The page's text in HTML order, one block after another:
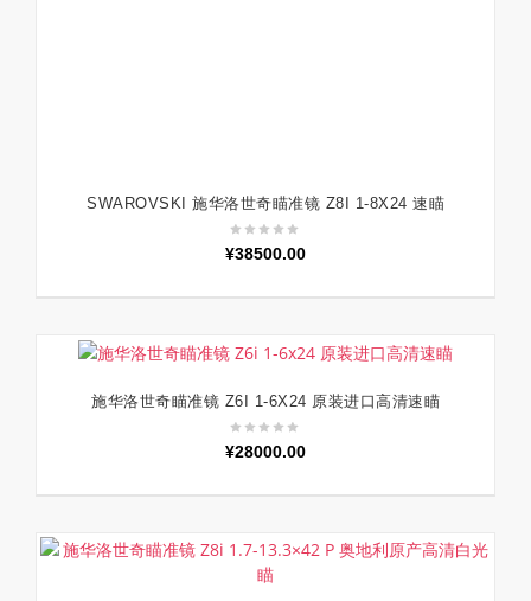
加入购物车
SWAROVSKI 施华洛世奇瞄准镜 Z8I 1-8X24 速瞄
¥38500.00
加入购物车
施华洛世奇瞄准镜 Z6I 1-6X24 原装进口高清速瞄
¥28000.00